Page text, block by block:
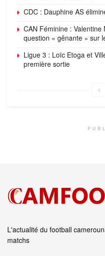
CDC : Dauphine AS
CAN Féminine :
question « gênante » sur
Ligue 3 : Loïc Etoga et
première sortie
L'actualité du football
matchs